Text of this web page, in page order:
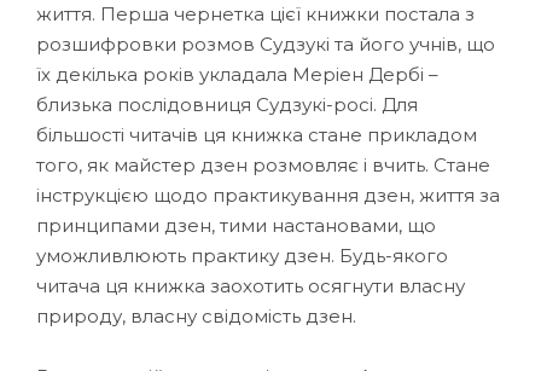
життя. Перша чернетка цієї книжки постала з
розшифровки розмов Судзукі та його учнів, що
їх декілька років укладала Меріен Дербі –
близька послідовниця Судзукі-росі. Для
більшості читачів ця книжка стане прикладом
того, як майстер дзен розмовляє і вчить. Стане
інструкцією щодо практикування дзен, життя за
принципами дзен, тими настановами, що
уможливлюють практику дзен. Будь-якого
читача ця книжка заохотить осягнути власну
природу, власну свідомість дзен.